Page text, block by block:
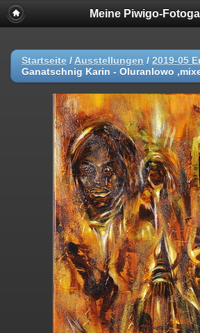
Meine Piwigo-
Startseite / Ausstellungen / 2019-05
Ganatschnig Karin - Oluranlowo